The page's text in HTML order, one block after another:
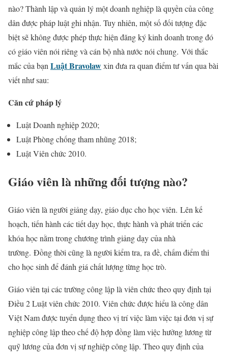
nào? Thành lập và quản lý một doanh nghiệp là quyền của công
dân được pháp luật ghi nhận. Tuy nhiên, một số đối tượng đặc
biệt sẽ không được phép thực hiện đăng ký kinh doanh trong đó
có giáo viên nói riêng và cán bộ nhà nước nói chung. Với thắc
mắc của bạn Luật Bravolawxin đưa ra quan điểm tư vấn qua bài
viết như sau:
Căn cứ pháp lý
Luật Doanh nghiệp 2020;
Luật Phòng chống tham nhũng 2018;
Luật Viên chức 2010.
Giáo viên là những đối tượng nào?
Giáo viên là người giảng dạy, giáo dục cho học viên. Lên kế
hoạch, tiến hành các tiết dạy học, thực hành và phát triển các
khóa học nằm trong chương trình giảng dạy của nhà
trường. Đồng thời cũng là người kiểm tra, ra đề, chấm điểm thi
cho học sinh để đánh giá chất lượng từng học trò.
Giáo viên tại các trường công lập là viên chức theo quy định tại
Điều 2 Luật viên chức 2010. Viên chức được hiểu là công dân
Việt Nam được tuyển dụng theo vị trí việc làm việc tại đơn vị sự
nghiệp công lập theo chế độ hợp đồng làm việc hưởng lương từ
quỹ lương của đơn vị sự nghiệp công lập. Theo quy định của